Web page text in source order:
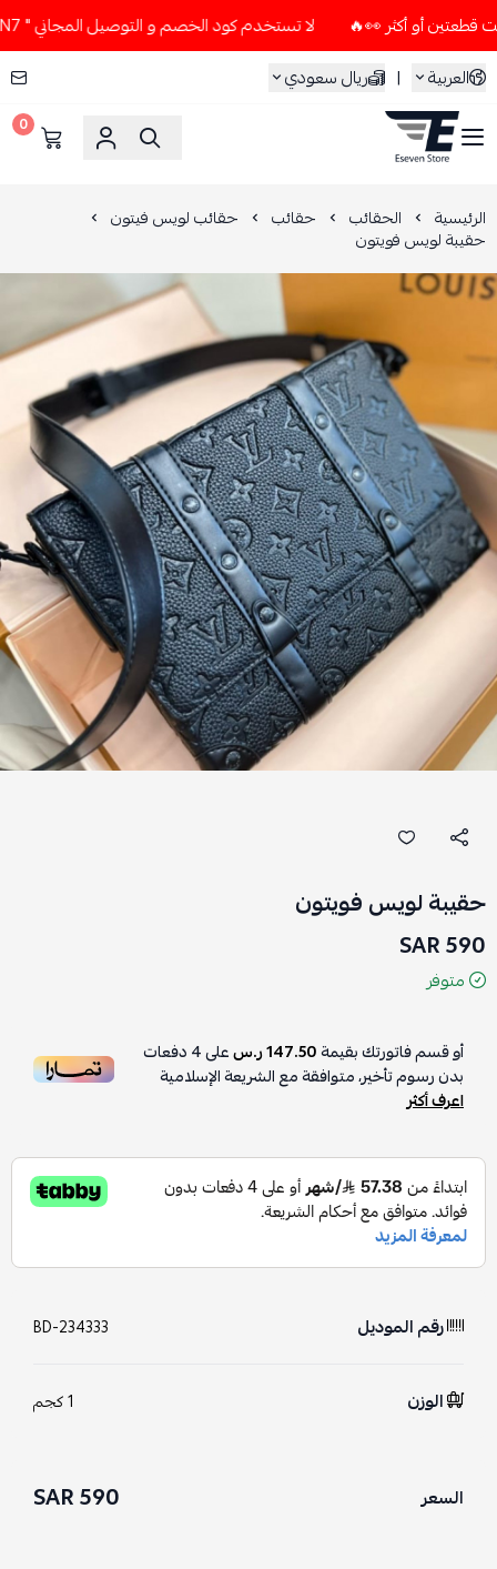
لا تستخدم كود الخصم و التوصيل المجاني " N7 " إلا إذا طلبت قطعتين أو أكثر 👀🔥
العربية
| ريال سعودي
ESEVEN STORE
0
الرئيسية الحقائب حقائب حقائب لويس فيتون
حقيبة لويس فويتون
حقيبة لويس فويتون
590 SAR
متوفر
أو قسم فاتورتك بقيمة147.50 ر.س على4دفعات
بدون رسوم تأخير، متوافقة مع الشريعة الإسلامية
اعرف أكثر
رقم الموديل BD-234333
الوزن 1 كجم
السعر 590 SAR